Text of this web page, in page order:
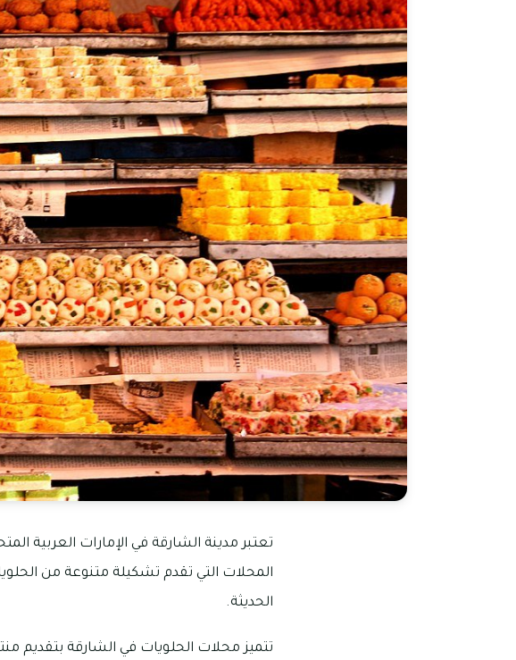
تعتبر مدينة الشارقة في الإمارات
المحلات التي تقدم تشكيلة متنوعة من
الحديثة.
تتميز محلات الحلويات في الشارقة بتقديم